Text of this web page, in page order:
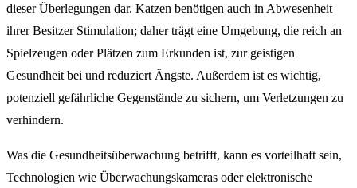
dieser Überlegungen dar. Katzen benötigen auch in Abwesenheit
ihrer Besitzer Stimulation; daher trägt eine Umgebung, die reich an
Spielzeugen oder Plätzen zum Erkunden ist, zur geistigen
Gesundheit bei und reduziert Ängste. Außerdem ist es wichtig,
potenziell gefährliche Gegenstände zu sichern, um Verletzungen zu
verhindern.
Was die Gesundheitsüberwachung betrifft, kann es vorteilhaft sein,
Technologien wie Überwachungskameras oder elektronische